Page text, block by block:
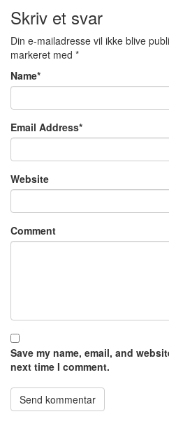
Skriv et svar
Din e-mailadresse vil ikke blive
markeret med *
Name*
Email Address*
Website
Comment
Save my name, email, and
next time I comment.